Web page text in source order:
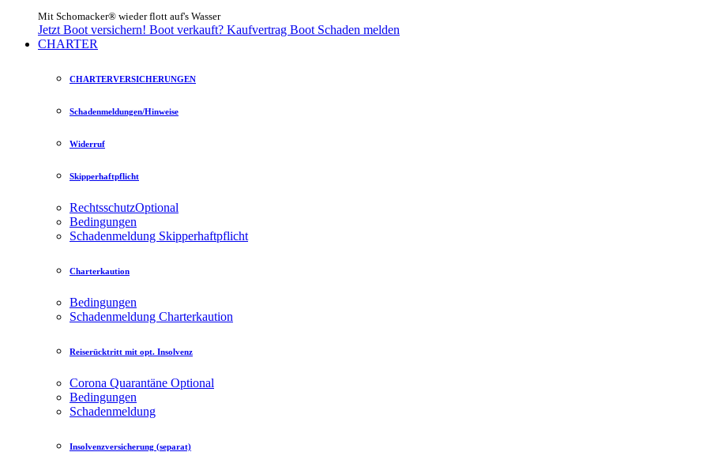
Mit Schomacker® wieder flott auf's Wasser
Jetzt Boot versichern! Boot verkauft? Kaufvertrag Boot Schaden melden
CHARTER
CHARTERVERSICHERUNGEN
Schadenmeldungen/Hinweise
Widerruf
Skipperhaftpflicht
RechtsschutzOptional
Bedingungen
Schadenmeldung Skipperhaftpflicht
Charterkaution
Bedingungen
Schadenmeldung Charterkaution
Reiserücktritt mit opt. Insolvenz
Corona Quarantäne Optional
Bedingungen
Schadenmeldung
Insolvenzversicherung (separat)